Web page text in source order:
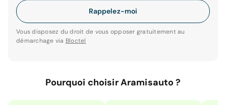
Rappelez-moi
Vous disposez du droit de vous opposer gratuitement au
démarchage via Bloctel
Pourquoi choisir Aramisauto ?